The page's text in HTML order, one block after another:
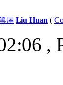
屋|Liu Huan (
,